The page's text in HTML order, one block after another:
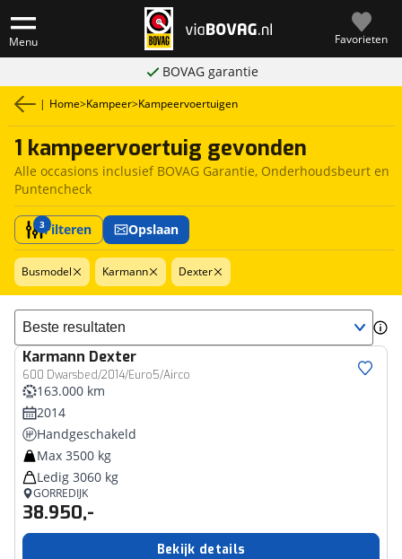
Menu Favorieten
BOVAG garantie
| Home>Kampeer>Kampeervoertuigen
1 kampeervoertuig gevonden
Alle occasions inclusief BOVAG Garantie, Onderhoudsbeurt en
Puntencheck
3Filteren Opslaan
Busmodel Karmann Dexter
Sorteer resultaten
Karmann Dexter
600 Dwarsbed/2014/Euro5/Airco
163.000 km
2014
Handgeschakeld
Max 3500 kg
Ledig 3060 kg
GORREDIJK
38.950,-
Bekijk details